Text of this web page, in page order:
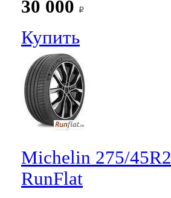
30 000
Купить
Michelin 275/
RunFlat